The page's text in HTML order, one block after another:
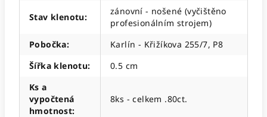
Stav klenotu:
zánovní - nošené (vyčištěno
profesionálním strojem)
Pobočka:
Karlín - Křižíkova 255/7, P8
Šířka klenotu:
0.5 cm
Ks a
vypočtená
hmotnost:
8ks - celkem .80ct.